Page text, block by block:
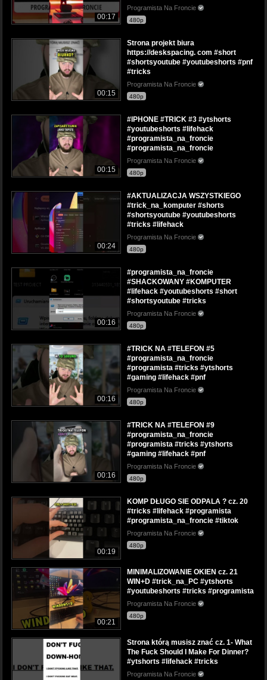
00:17
Programista Na Froncie
480p
00:15
Strona projekt biura
https://deskspacing. com #short
#shortsyoutube #youtubeshorts #pnf
#tricks
Programista Na Froncie
480p
00:15
#IPHONE #TRICK #3 #ytshorts
#youtubeshorts #lifehack
#programista_na_froncie
#programista_na_froncie
Programista Na Froncie
480p
00:24
#AKTUALIZACJA WSZYSTKIEGO
#trick_na_komputer #shorts
#shortsyoutube #youtubeshorts
#tricks #lifehack
Programista Na Froncie
480p
00:16
#programista_na_froncie
#SHACKOWANY #KOMPUTER
#lifehack #youtubeshorts #short
#shortsyoutube #tricks
Programista Na Froncie
480p
00:16
#TRICK NA #TELEFON #5
#programista_na_froncie
#programista #tricks #ytshorts
#gaming #lifehack #pnf
Programista Na Froncie
480p
00:16
#TRICK NA #TELEFON #9
#programista_na_froncie
#programista #tricks #ytshorts
#gaming #lifehack #pnf
Programista Na Froncie
480p
00:19
KOMP DŁUGO SIE ODPALA ? cz. 20
#tricks #lifehack #programista
#programista_na_froncie #tiktok
Programista Na Froncie
480p
00:21
MINIMALIZOWANIE OKIEN cz. 21
WIN+D #trick_na_PC #ytshorts
#youtubeshorts #tricks #programista
Programista Na Froncie
480p
Strona którą musisz znać cz. 1- What
The Fuck Should I Make For Dinner?
#ytshorts #lifehack #tricks
Programista Na Froncie